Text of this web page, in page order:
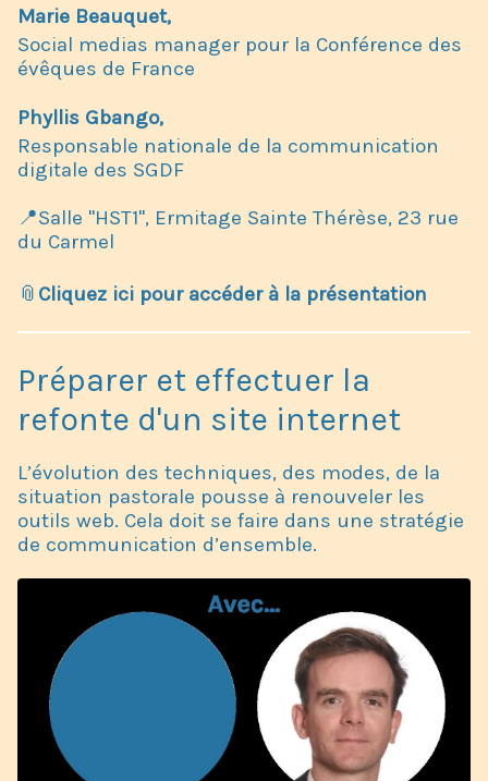
Marie Beauquet,
Social medias manager pour la Conférence des
évêques de France
Phyllis Gbango,
​Responsable nationale de la communication
digitale des SGDF
📍Salle "HST1", Ermitage Sainte Thérèse, 23 rue
du Carmel
📎 Cliquez ici pour accéder à la présentation
Préparer et effectuer la
refonte d'un site internet
L’évolution des techniques, des modes, de la
situation pastorale pousse à renouveler les
outils web. Cela doit se faire dans une stratégie
de communication d’ensemble.